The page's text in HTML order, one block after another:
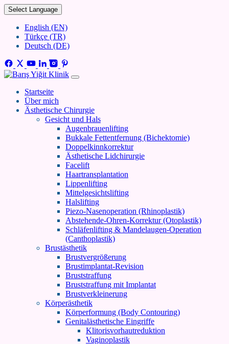
Select Language
English (EN)
Türkçe (TR)
Deutsch (DE)
Startseite
Über mich
Ästhetische Chirurgie
Gesicht und Hals
Augenbrauenlifting
Bukkale Fettentfernung (Bichektomie)
Doppelkinnkorrektur
Ästhetische Lidchirurgie
Facelift
Haartransplantation
Lippenlifting
Mittelgesichtslifting
Halslifting
Piezo-Nasenoperation (Rhinoplastik)
Abstehende-Ohren-Korrektur (Otoplastik)
Schläfenlifting & Mandelaugen-Operation
(Canthoplastik)
Brustästhetik
Brustvergrößerung
Brustimplantat-Revision
Bruststraffung
Bruststraffung mit Implantat
Brustverkleinerung
Körperästhetik
Körperformung (Body Contouring)
Genitalästhetische Eingriffe
Klitorisvorhautreduktion
Vaginoplastik